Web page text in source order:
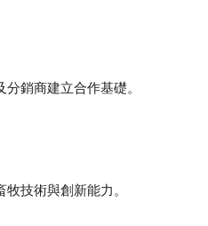
銷商建立合作基礎。
技術與創新能力。